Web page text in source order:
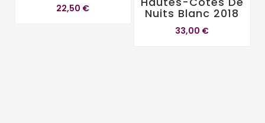
22,50 € Nuits Blanc 2018
33,00 €